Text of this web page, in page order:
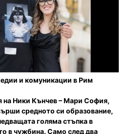
и комуникации в Рим
на Ники Кънчев – Мари София,
средното си образование,
голяма стъпка в
в чужбина. Само след два